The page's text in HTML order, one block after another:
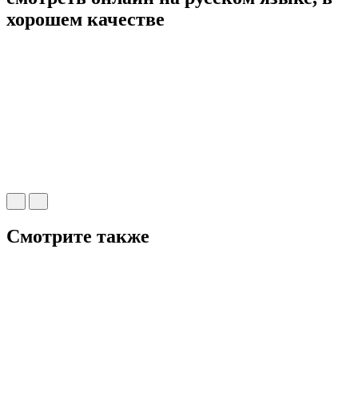
хорошем качестве
Смотрите также